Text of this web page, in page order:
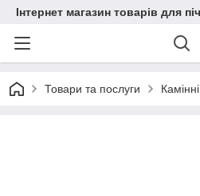
Інтернет магазин товарів для
Товари та послуги